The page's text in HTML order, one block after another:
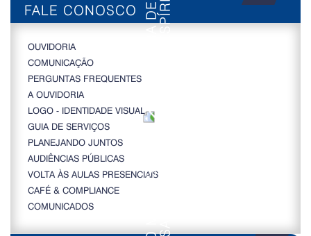
FALE CONOSCO
OUVIDORIA
COMUNICAÇÃO
PERGUNTAS FREQUENTES
A OUVIDORIA
LOGO - IDENTIDADE VISUAL
GUIA DE SERVIÇOS
PLANEJANDO JUNTOS
AUDIÊNCIAS PÚBLICAS
VOLTA ÀS AULAS PRESENCIAIS
CAFÉ & COMPLIANCE
COMUNICADOS